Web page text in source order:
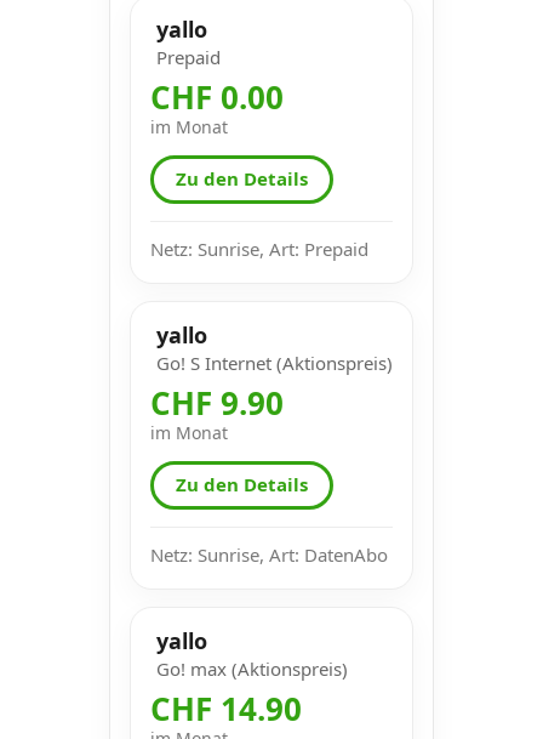
yallo
Prepaid
CHF 0.00
im Monat
Zu den Details
Netz: Sunrise, Art: Prepaid
yallo
Go! S Internet (Aktionspreis)
CHF 9.90
im Monat
Zu den Details
Netz: Sunrise, Art: DatenAbo
yallo
Go! max (Aktionspreis)
CHF 14.90